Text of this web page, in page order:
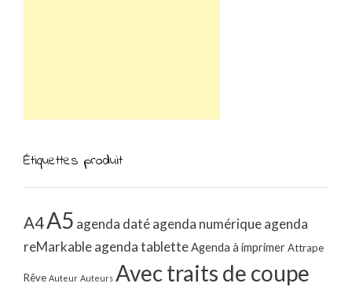
Étiquettes produit
A4A5 agenda datéagenda numériqueagenda
reMarkableagenda tabletteAgenda à imprimerAttrape
Rêve Auteur Auteurs Avec traits de coupe